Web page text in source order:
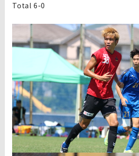
Total 6-0